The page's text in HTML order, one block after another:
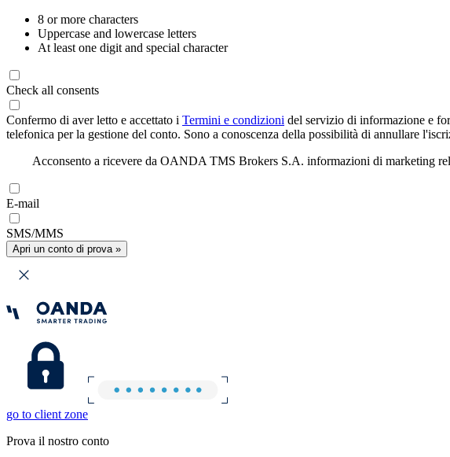
8 or more characters
Uppercase and lowercase letters
At least one digit and special character
Check all consents
Confermo di aver letto e accettato i Termini e condizioni del servizio di informazione e
telefonica per la gestione del conto. Sono a conoscenza della possibilità di annullare
Acconsento a ricevere da OANDA TMS Brokers S.A. informazioni di marketing
E-mail
SMS/MMS
Apri un conto di prova »
go to client zone
Prova il nostro conto